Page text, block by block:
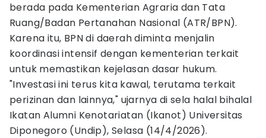
berada pada Kementerian Agraria dan Tata
Ruang/Badan Pertanahan Nasional (ATR/BPN).
Karena itu, BPN di daerah diminta menjalin
koordinasi intensif dengan kementerian terkait
untuk memastikan kejelasan dasar hukum.
"Investasi ini terus kita kawal, terutama terkait
perizinan dan lainnya," ujarnya di sela halal bihalal
Ikatan Alumni Kenotariatan (Ikanot) Universitas
Diponegoro (Undip), Selasa (14/4/2026).